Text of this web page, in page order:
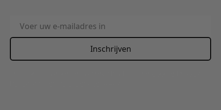
E-mailadres
Inschrijven